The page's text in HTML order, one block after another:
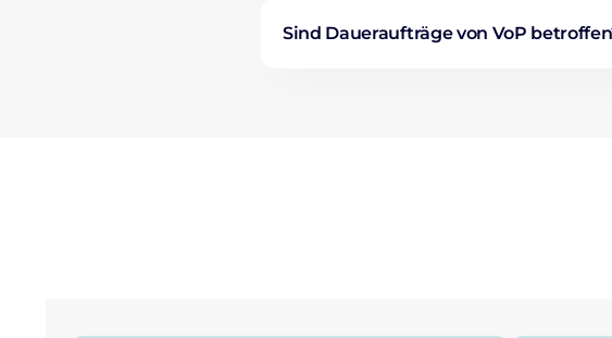
Sind Daueraufträge von VoP